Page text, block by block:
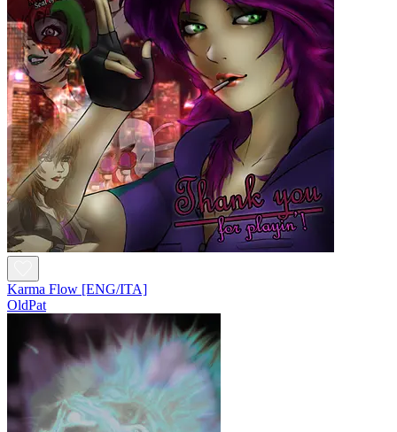
Karma Flow [ENG/ITA]
OldPat